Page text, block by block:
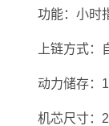
功能：小时
上链方式：
动力储存：
机芯尺寸：